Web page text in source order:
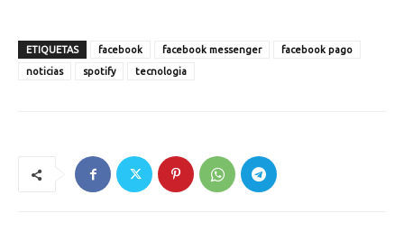
ETIQUETAS facebook facebook messenger
facebook pago
noticias
spotify tecnologia